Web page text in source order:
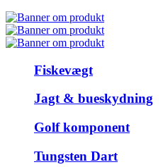
Fiskevægt
Jagt & bueskydning
Golf komponent
Tungsten Dart